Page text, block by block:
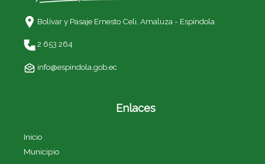
Bolívar y Pasaje Ernesto Celi, Amaluza - Espíndola
2 653 264
info@espindola.gob.ec
Enlaces
Inicio
Municipio